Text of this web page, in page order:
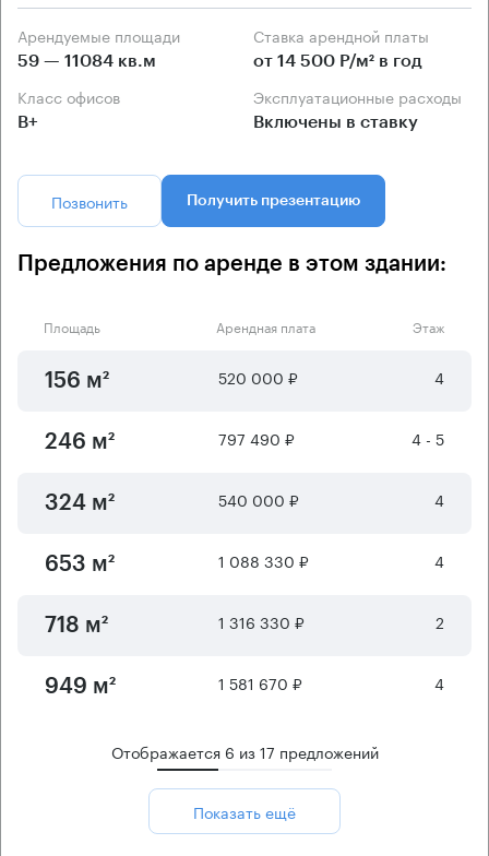
Арендуемые площади
59 — 11084 кв.м
Ставка арендной платы
от 14 500 Р/м² в год
Класс офисов
B+
Эксплуатационные расходы
Включены в ставку
Позвонить Получить презентацию
Предложения по аренде в этом здании:
Площадь Арендная плата Этаж
156 м² 520 000 ₽ 4
246 м² 797 490 ₽ 4 - 5
324 м² 540 000 ₽ 4
653 м² 1 088 330 ₽ 4
718 м² 1 316 330 ₽ 2
949 м² 1 581 670 ₽ 4
Отображается 6 из17 предложений
Показать ещё